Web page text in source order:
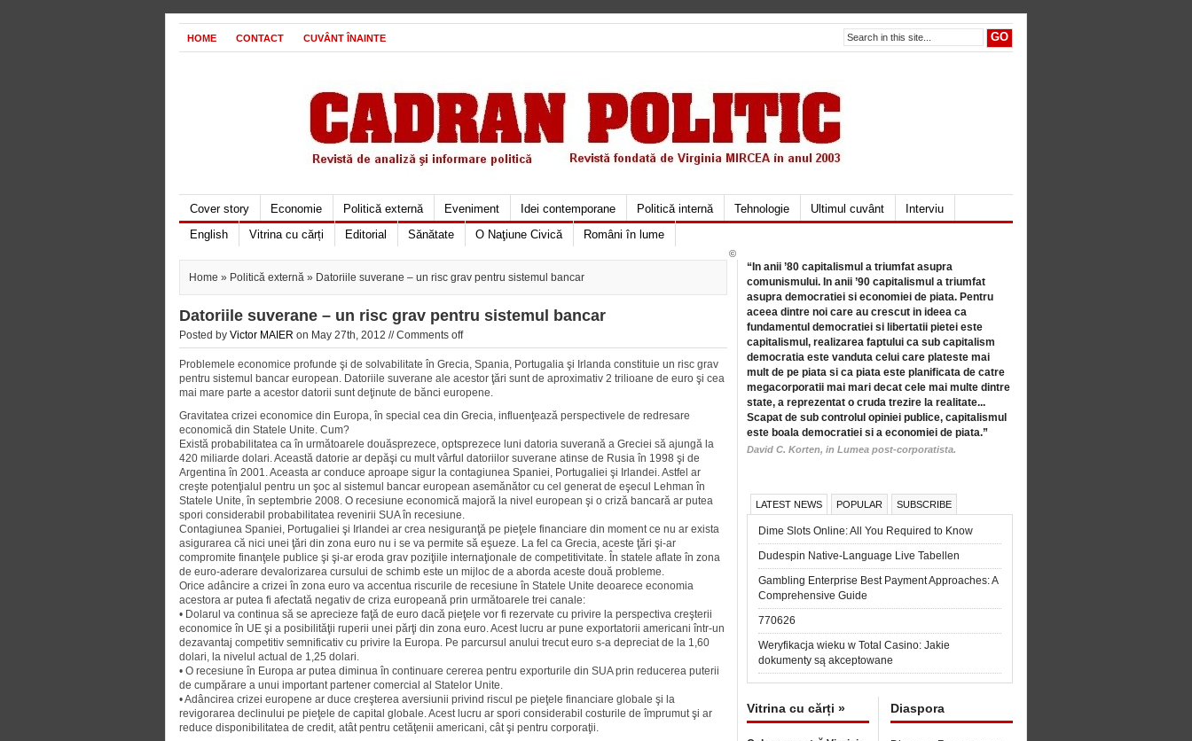
HOME CONTACT CUVÂNT ÎNAINTE
Cover story Economie Politică externă Eveniment Idei contemporane Politică internă Tehnologie Ultimul cuvânt
Interviu
English
Vitrina cu cărți Editorial Sănătate O Naţiune Civică Români în lume
Home » Politică externă » Datoriile suverane – un risc grav pentru sistemul bancar
Datoriile suverane – un risc grav pentru sistemul bancar
Posted by Victor MAIER on May 27th, 2012 //Comments off
Problemele economice profunde şi de solvabilitate în Grecia, Spania, Portugalia şi Irlanda constituie un risc grav
pentru sistemul bancar european. Datoriile suverane ale acestor ţări sunt de aproximativ 2 trilioane de euro şi cea
mai mare parte a acestor datorii sunt deţinute de bănci europene.
Gravitatea crizei economice din Europa, în special cea din Grecia, influenţează pers­pec­tivele de redresare
economică din Statele Unite. Cum?
Există probabilitatea ca în urmă­toa­rele douăsprezece, optsprezece luni datoria suverană a Greciei să ajungă la
420 miliarde dolari. Această datorie ar depăşi cu mult vârful datoriilor suverane atinse de Rusia în 1998 şi de
Argentina în 2001. Aceasta ar conduce aproape sigur la contagiunea Spaniei, Portugaliei şi Irlandei. Astfel ar
creşte potenţialul pentru un şoc al sistemul bancar european asemănător cu cel generat de eşecul Lehman în
Statele Unite, în septembrie 2008. O rece­siu­ne economică majoră la nivel euro­pean şi o criză bancară ar putea
spori considerabil probabilitatea revenirii SUA în recesiune.
Contagiunea Spaniei, Portugaliei şi Irlandei ar crea nesiguranţă pe pieţele financiare din moment ce nu ar exista
asigurarea că nici unei ţări din zona euro nu i se va permite să eşueze. La fel ca Grecia, aceste ţări şi-ar
compromite finanţele publice şi şi-ar eroda grav poziţiile internaţionale de competitivitate. În statele aflate în zona
de euro-aderare devalorizarea cursului de schimb este un mijloc de a aborda aceste două probleme.
Orice adâncire a crizei în zona euro va accentua riscurile de recesiune în Statele Unite deoarece economia
acestora ar putea fi afectată negativ de criza europeană prin următoarele trei canale:
• Dolarul va continua să se apre­cieze faţă de euro dacă pieţele vor fi rezervate cu privire la perspectiva creş­terii
economice în UE şi a posibilităţii ruperii unei părţi din zona euro. Acest lucru ar pune exportatorii americani într-un
dezavantaj competitiv semni­ficativ cu privire la Europa. Pe par­cursul anului trecut euro s-a depreciat de la 1,60
dolari, la nivelul actual de 1,25 dolari.
• O recesiune în Europa ar putea diminua în continuare cererea pentru exporturile din SUA prin reducerea puterii
de cumpărare a unui important partener comercial al Statelor Unite.
• Adâncirea crizei europene ar duce creşterea aversiunii privind riscul pe pieţele financiare globale şi la
revigorarea declinului pe pieţele de capital globale. Acest lucru ar spori considerabil costurile de împrumut şi ar
reduce disponibilitatea de credit, atât pentru cetăţenii americani, cât şi pentru corporaţii.
“In anii ’80 capitalismul a triumfat asupra
comunismului. In anii ’90 capitalismul a triumfat
asupra democratiei si economiei de piata. Pentru
aceea dintre noi care au crescut in ideea ca
fundamentul democratiei si libertatii pietei este
capitalismul, realizarea faptului ca sub capitalism
democratia este vanduta celui care plateste mai
mult de pe piata si ca piata este planificata de catre
megacorporatii mai mari decat cele mai multe dintre
state, a reprezentat o cruda trezire la realitate...
Scapat de sub controlul opiniei publice, capitalismul
este boala democratiei si a economiei de piata.”
David C. Korten, in Lumea post-corporatista.
LATEST NEWS POPULAR SUBSCRIBE
Dime Slots Online: All You Required to Know
Dudespin Native-Language Live Tabellen
Gambling Enterprise Best Payment Approaches: A
Comprehensive Guide
770626
Weryfikacja wieku w Total Casino: Jakie
dokumenty są akceptowane
Vitrina cu cărți » Diaspora
©